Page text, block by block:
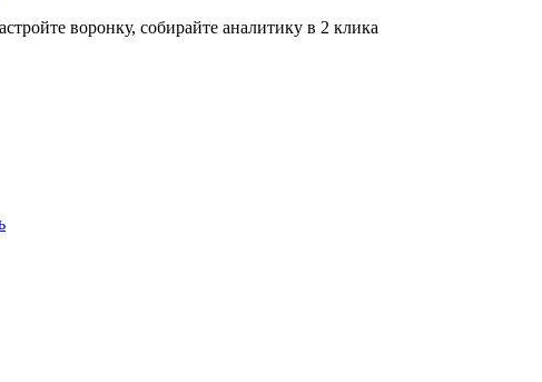
воронку, собирайте аналитику в 2 клика